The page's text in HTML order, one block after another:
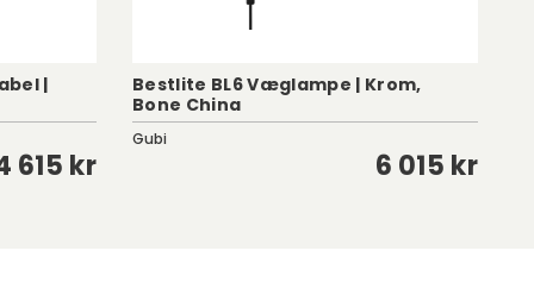
|
615 kr
Bestlite BL6 Væglampe | Krom,
Bone China
Gubi
6 015 kr